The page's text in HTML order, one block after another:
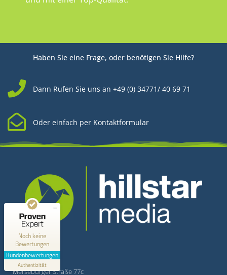
Haben Sie eine Frage, oder benötigen Sie Hilfe?
Dann Rufen Sie uns an +49 (0) 34771/ 40 69 71
Oder einfach per Kontaktformular
Kontakt
Hillstar Media
Merseburger Straße 77c
Noch keine
Bewertungen
Kundenbewertungen
Authentizität
Kundenbewertungen und Erfahrungen zu
Hillstar Media
MANGELHAFT
0,00 / 5,00
Erfahren Sie mehr über dieses Bewertungssiegel
Profil ansehen